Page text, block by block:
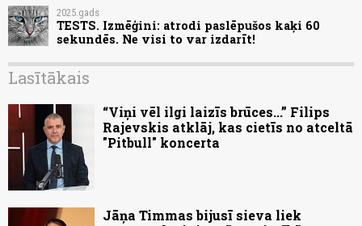
2025.gads
TESTS. Izmēģini: atrodi paslēpušos kaķi 60
sekundēs. Ne visi to var izdarīt!
Lasītākais
“Viņi vēl ilgi laizīs brūces...” Filips
Rajevskis atklāj, kas cietīs no atceltā
"Pitbull" koncerta
Jāņa Timmas bijusī sieva liek